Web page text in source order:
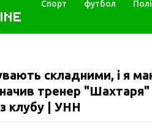
Спорт футбол
складними, і я
тренер
клубу | УНН